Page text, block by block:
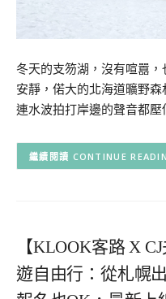
冬天的支笏湖，沒有喧囂
安靜，偌大的北海道曠野
連水波拍打岸邊的聲音都
CONTINUE
【KLOOK客路 X
遊自由行：從札幌